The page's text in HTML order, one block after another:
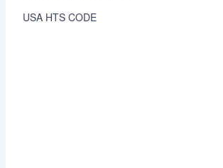
USA HTS CODE